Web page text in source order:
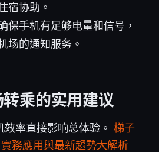
宿协助。
保手机有足够电量和信号，
场的通知服务。
乘的实用建议
率直接影响总体验。 梯子
務應用與最新趨勢大解析